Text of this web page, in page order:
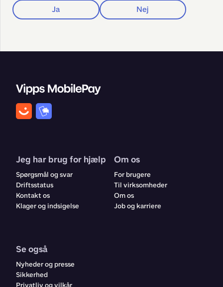
Ja Nej
Jeg har brug for hjælp
Spørgsmål og svar
Driftsstatus
Kontakt os
Klager og indsigelse
Om os
For brugere
Til virksomheder
Om os
Job og karriere
Se også
Nyheder og presse
Sikkerhed